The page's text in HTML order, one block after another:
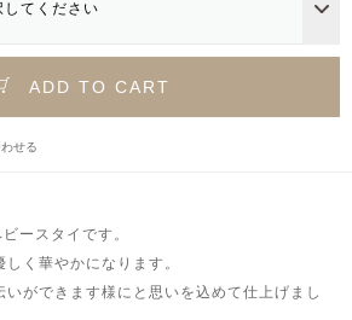
てください
ADD TO CART
せる
ースタイです。
く華やかになります。
ができます様にと思いを込めて仕上げまし